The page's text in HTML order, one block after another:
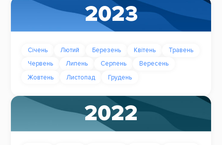
2023
Січень Лютий Березень Квітень
Травень
Червень
Липень Серпень
Вересень
Жовтень
Листопад Грудень
2022